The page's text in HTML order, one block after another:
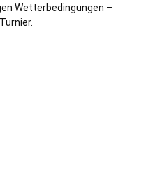
Wetterbedingungen –